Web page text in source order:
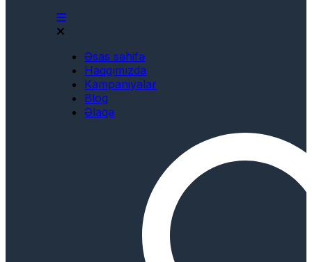
Əsas səhifə
Haqqımızda
Kampaniyalar
Blog
Əlaqə